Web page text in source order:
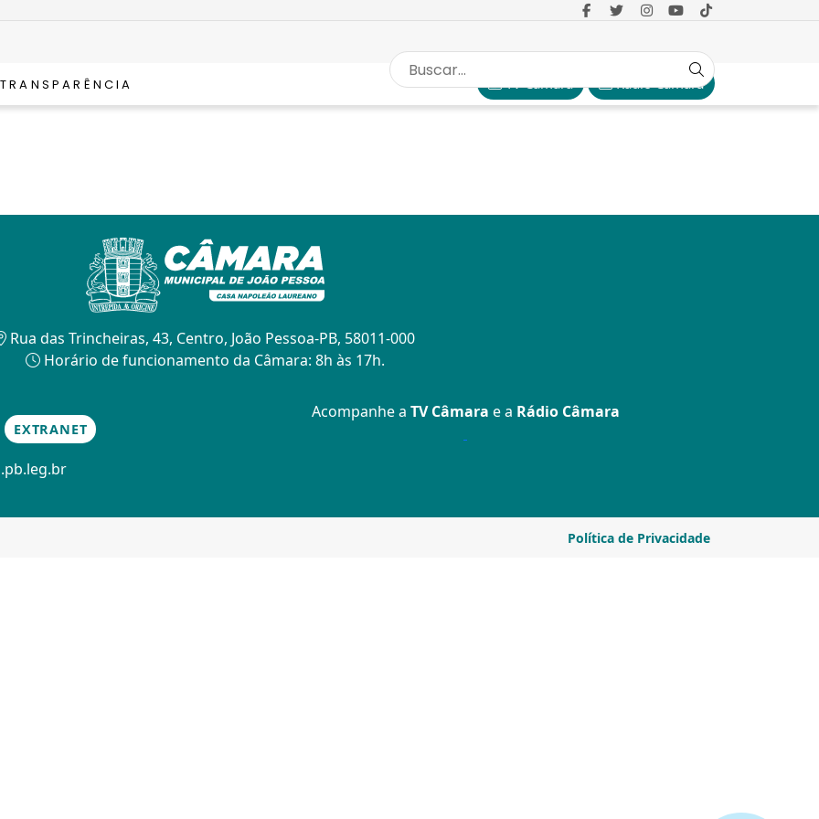
TRANSPARÊNCIA TV Câmara Rádio Câmara
Rua das Trincheiras, 43, Centro, João Pessoa-PB, 58011-000
Horário de funcionamento da Câmara: 8h às 17h.
EXTRANET
Acompanhe a TV Câmara e a Rádio Câmara
Política de Privacidade